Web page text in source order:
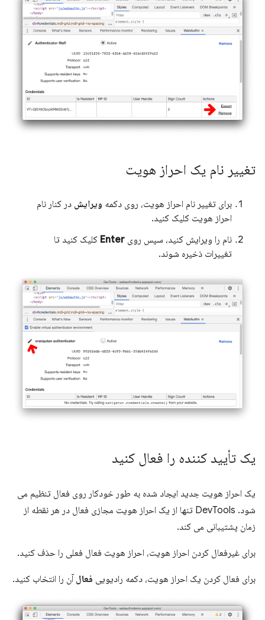
تغییر نام یک احراز هویت
برای تغییر نام احراز هویت، روی دکمه ویرایش در کنار نام
احراز هویت کلیک کنید.
نام را ویرایش کنید، سپس روی Enter کلیک کنید تا
تغییرات ذخیره شوند.
یک تأیید کننده را فعال کنید
یک احراز هویت جدید ایجاد شده به طور خودکار روی فعال تنظیم می
شود. DevTools تنها از یک احراز هویت مجازی فعال در هر نقطه از
زمان پشتیبانی می کند.
برای غیرفعال کردن احراز هویت، احراز هویت فعال فعلی را حذف کنید.
برای فعال کردن یک احراز هویت، دکمه رادیویی فعال آن را انتخاب کنید.